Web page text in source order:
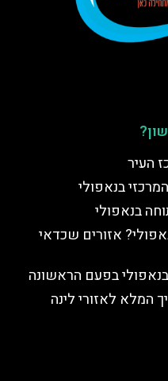
העיר
בנאפולי
בנאפולי
אזורים שכדאי
בפעם הראשונה
המלא לאזורי לינה